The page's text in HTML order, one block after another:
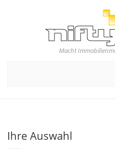
Macht
Ihre Auswahl